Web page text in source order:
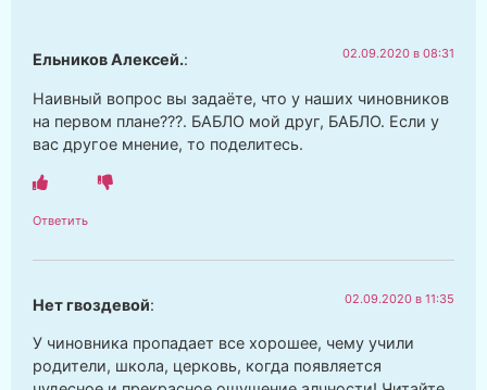
Ельников Алексей.: 02.09.2020 в 08:31
Наивный вопрос вы задаёте, что у наших чиновников
на первом плане???. БАБЛО мой друг, БАБЛО. Если у
вас другое мнение, то поделитесь.
Ответить
Нет гвоздевой: 02.09.2020 в 11:35
У чиновника пропадает все хорошее, чему учили
родители, школа, церковь, когда появляется